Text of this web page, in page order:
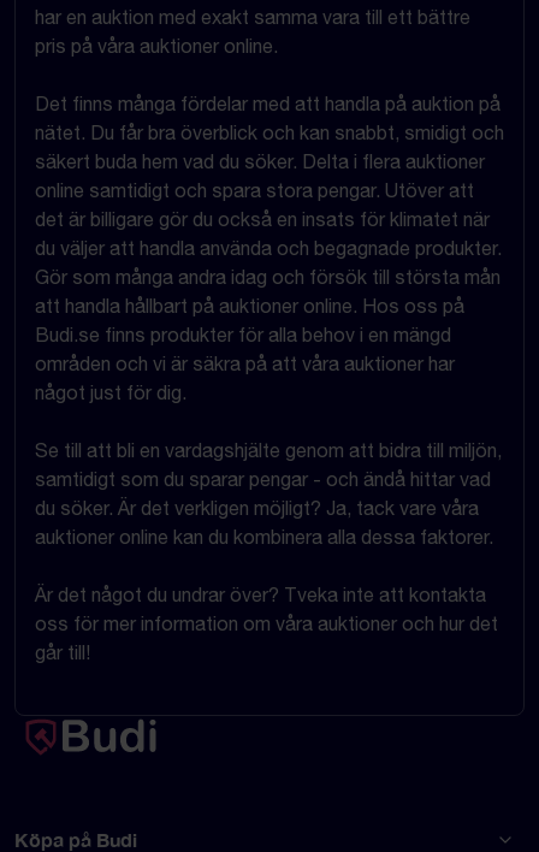
har en auktion med exakt samma vara till ett bättre
pris på våra auktioner online.
Det finns många fördelar med att handla på auktion på
nätet. Du får bra överblick och kan snabbt, smidigt och
säkert buda hem vad du söker. Delta i flera auktioner
online samtidigt och spara stora pengar. Utöver att
det är billigare gör du också en insats för klimatet när
du väljer att handla använda och begagnade produkter.
Gör som många andra idag och försök till största mån
att handla hållbart på auktioner online. Hos oss på
Budi.se finns produkter för alla behov i en mängd
områden och vi är säkra på att våra auktioner har
något just för dig.
Se till att bli en vardagshjälte genom att bidra till miljön,
samtidigt som du sparar pengar - och ändå hittar vad
du söker. Är det verkligen möjligt? Ja, tack vare våra
auktioner online kan du kombinera alla dessa faktorer.
Är det något du undrar över? Tveka inte att kontakta
oss för mer information om våra auktioner och hur det
går till!
Köpa på Budi